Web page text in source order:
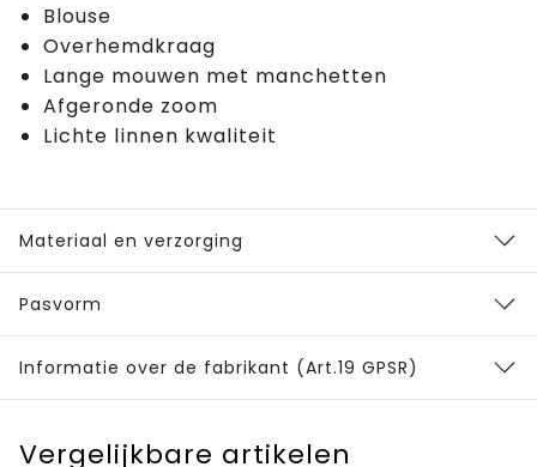
Blouse
Overhemdkraag
Lange mouwen met manchetten
Afgeronde zoom
Lichte linnen kwaliteit
Materiaal en verzorging
Pasvorm
Informatie over de fabrikant (Art.19 GPSR)
Vergelijkbare artikelen